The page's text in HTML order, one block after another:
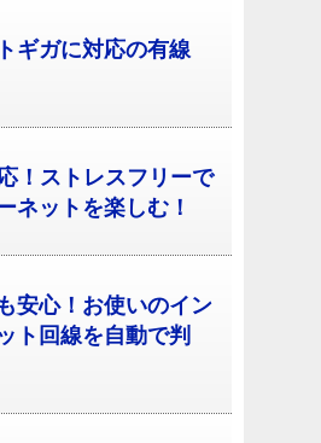
ギガに対応の有線
！ストレスフリーで
ネットを楽しむ！
安心！お使いのイン
ト回線を自動で判